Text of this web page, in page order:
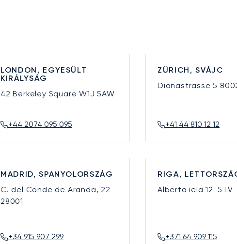
LONDON, EGYESÜLT
KIRÁLYSÁG
42 Berkeley SquareW1J 5AW
+44 2074 095 095
ZÜRICH, SVÁJC
Dianastrasse 5
+41 44 810 12 12
MADRID, SPANYOLORSZÁG
C. del Conde de Aranda, 22
28001
+34 915 907 299
RIGA,
Alberta iela 12-5
+371 64 909 115